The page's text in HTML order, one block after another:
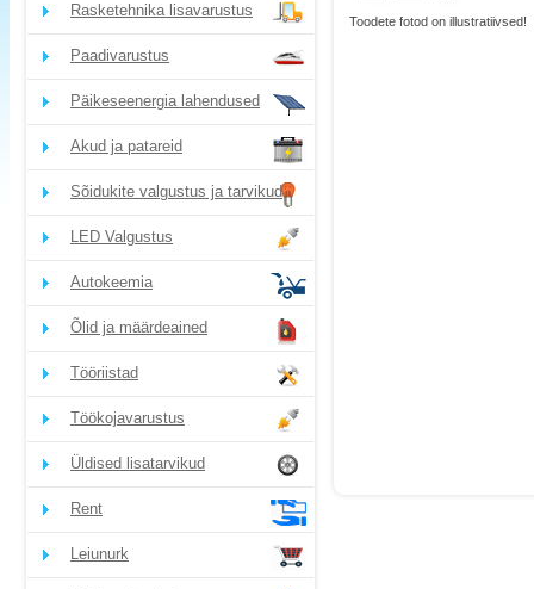
Rasketehnika lisavarustus
Paadivarustus
Päikeseenergia lahendused
Akud ja patareid
Sõidukite valgustus ja tarvikud
LED Valgustus
Autokeemia
Õlid ja määrdeained
Tööriistad
Töökojavarustus
Üldised lisatarvikud
Rent
Leiunurk
Toodete fotod on illustratiivsed!